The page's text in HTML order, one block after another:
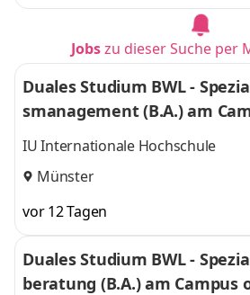
Jobszu dieser Suche per
Duales Studium BWL -
smanagement (B.A.) am
l
IU Internationale Hochschule
Münster
vor 12 Tagen
Duales Studium BWL -
beratung (B.A.) am Campus